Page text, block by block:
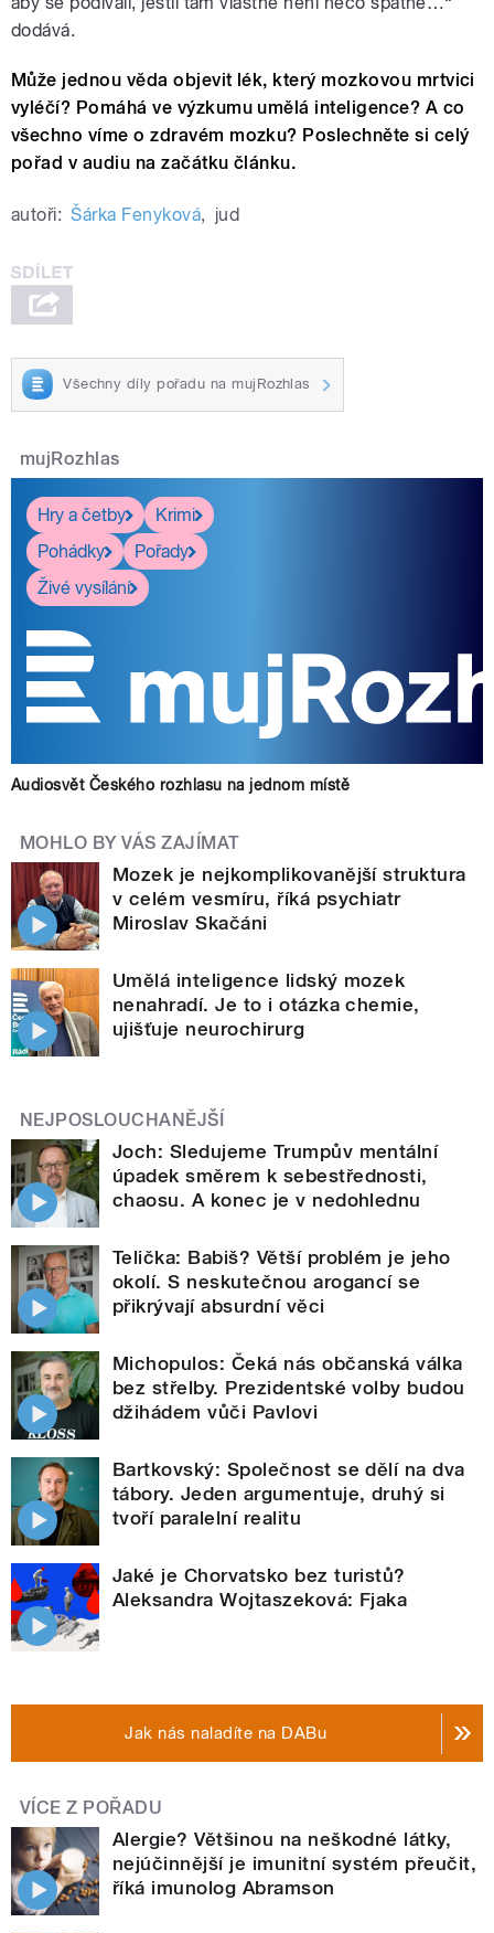
dodává.
Může jednou věda objevit lék, který mozkovou mrtvici
vyléčí? Pomáhá ve výzkumu umělá inteligence? A co
všechno víme o zdravém mozku? Poslechněte si celý
pořad v audiu na začátku článku.
autoři: Šárka Fenyková, jud
Všechny díly pořadu na mujRozhlas
mujRozhlas
Hry a četby
Krimi
Pohádky
Pořady
Živé vysílání
Audiosvět Českého rozhlasu na jednom místě
MOHLO BY VÁS ZAJÍMAT
Mozek je nejkomplikovanější struktura
v celém vesmíru, říká psychiatr
Miroslav Skačáni
Umělá inteligence lidský mozek
nenahradí. Je to i otázka chemie,
ujišťuje neurochirurg
NEJPOSLOUCHANĚJŠÍ
Joch: Sledujeme Trumpův mentální
úpadek směrem k sebestřednosti,
chaosu. A konec je v nedohlednu
Telička: Babiš? Větší problém je jeho
okolí. S neskutečnou arogancí se
přikrývají absurdní věci
Michopulos: Čeká nás občanská válka
bez střelby. Prezidentské volby budou
džihádem vůči Pavlovi
Bartkovský: Společnost se dělí na dva
tábory. Jeden argumentuje, druhý si
tvoří paralelní realitu
Jaké je Chorvatsko bez turistů?
Aleksandra Wojtaszeková: Fjaka
Jak nás naladíte na DABu
VÍCE Z POŘADU
Alergie? Většinou na neškodné látky,
nejúčinnější je imunitní systém přeučit,
říká imunolog Abramson